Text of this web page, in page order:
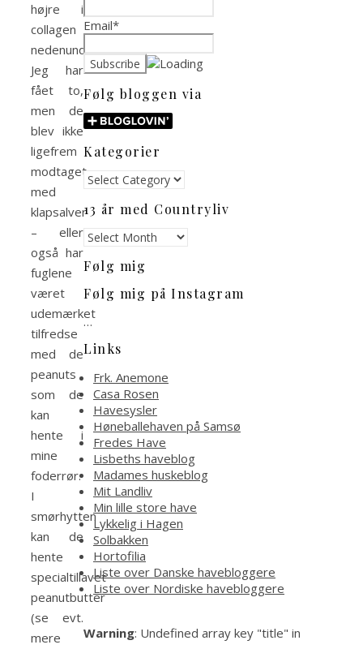
højre i
collagen
nedenunder.
Jeg har
fået to,
men de
blev ikke
ligefrem
modtaget
med
klapsalver
– eller
også har
fuglene
været
udemærket
tilfredse
med de
peanuts
som de
kan
hente i
mine
foderrør.
I
smørhytten
kan de
hente
specialtillavet
peanutbutter
(se evt.
mere
Email*
Følg bloggen via
Kategorier
Kategorier
13 år med Countryliv
13
år
med
Countryliv
Følg mig
Følg mig på Instagram
…
Links
Frk. Anemone
Casa Rosen
Havesysler
Høneballehaven på Samsø
Fredes Have
Lisbeths haveblog
Madames huskeblog
Mit Landliv
Min lille store have
Lykkelig i Hagen
Solbakken
Hortofilia
Liste over Danske havebloggere
Liste over Nordiske havebloggere
Warning: Undefined array key "title" in